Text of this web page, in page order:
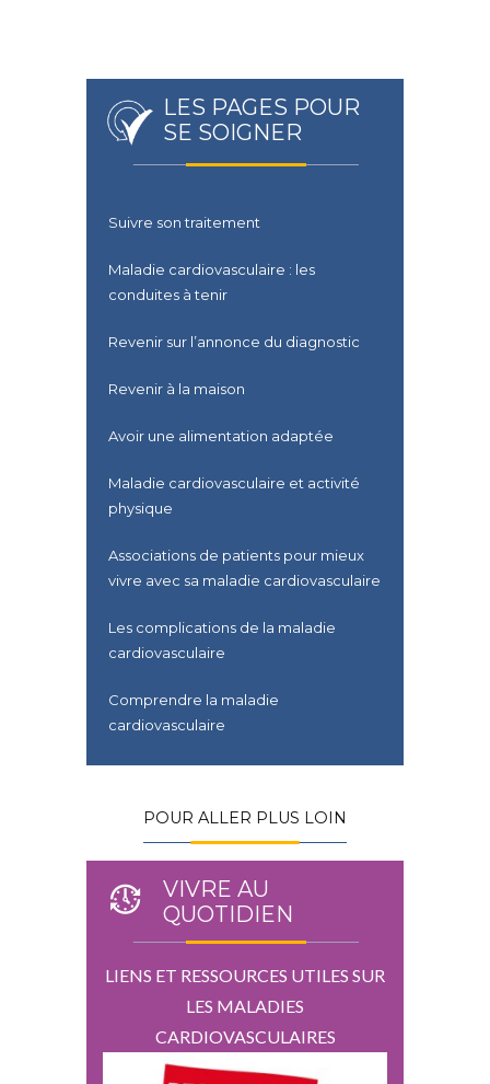
LES PAGES POUR
SE SOIGNER
Suivre son traitement
Maladie cardiovasculaire : les
conduites à tenir
Revenir sur l’annonce du diagnostic
Revenir à la maison
Avoir une alimentation adaptée
Maladie cardiovasculaire et activité
physique
Associations de patients pour mieux
vivre avec sa maladie cardiovasculaire
Les complications de la maladie
cardiovasculaire
Comprendre la maladie
cardiovasculaire
POUR ALLER PLUS LOIN
VIVRE AU
QUOTIDIEN
LIENS ET RESSOURCES UTILES SUR
LES MALADIES
CARDIOVASCULAIRES